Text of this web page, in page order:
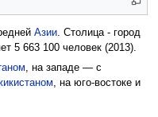
Азии. Столица - город
5 663 100 человек (2013).
, на западе — с
, на юго-востоке и